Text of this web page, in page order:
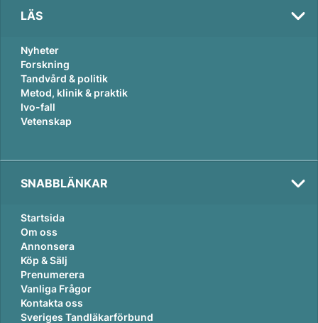
LÄS
Nyheter
Forskning
Tandvård & politik
Metod, klinik & praktik
Ivo-fall
Vetenskap
SNABBLÄNKAR
Startsida
Om oss
Annonsera
Köp & Sälj
Prenumerera
Vanliga Frågor
Kontakta oss
Sveriges Tandläkarförbund